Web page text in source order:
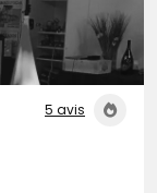
5 avis